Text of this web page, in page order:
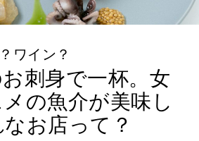
別] Weekly Holoscope
] Monthly Love Holoscope
愛のタロットメッセージ
がわかる今月のあなた
HEALTH
LEARN
知る、考える
ワイン？
刺身で一杯。女
の魚介が美味し
お店って？